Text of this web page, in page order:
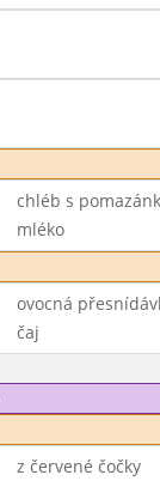
chléb s
mléko
ovocná
čaj
z červené čočky